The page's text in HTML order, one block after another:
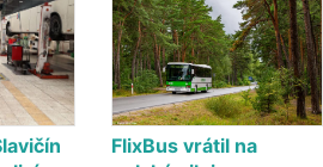
FlixBus vrátil na